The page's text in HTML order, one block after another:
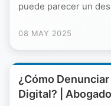
puede parecer un
08 MAY 2025
¿Cómo
Digital? |